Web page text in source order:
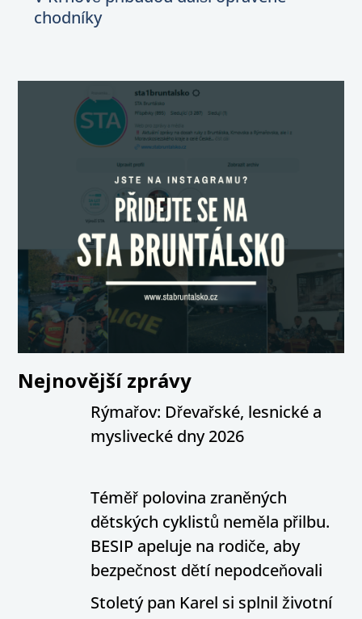
chodníky
Nejnovější zprávy
Rýmařov: Dřevařské, lesnické a
myslivecké dny 2026
Téměř polovina zraněných
dětských cyklistů neměla přilbu.
BESIP apeluje na rodiče, aby
bezpečnost dětí nepodceňovali
Stoletý pan Karel si splnil životní